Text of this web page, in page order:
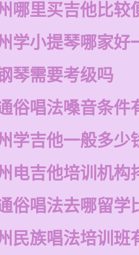
哪里买吉他比较
学小提琴哪家好
琴需要考级吗
俗唱法嗓音条件
学吉他一般多少
电吉他培训机构
俗唱法去哪留学
民族唱法培训班